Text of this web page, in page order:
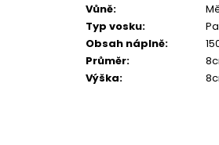
Vůně:
Typ vosku:
Obsah náplně:
Průměr:
Výška: